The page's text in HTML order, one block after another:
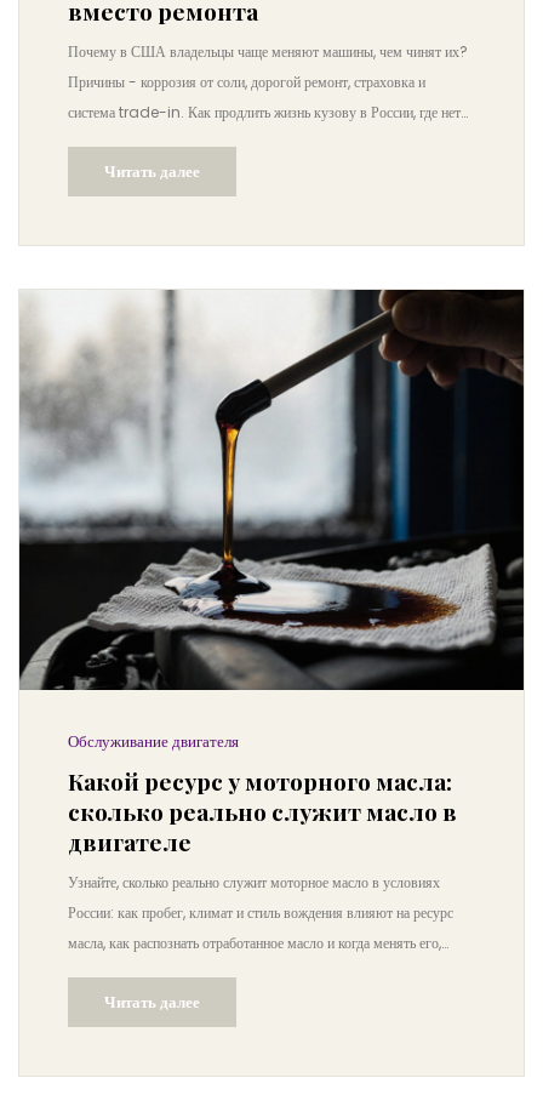
вместо ремонта
Почему в США владельцы чаще меняют машины, чем чинят их?
Причины - коррозия от соли, дорогой ремонт, страховка и
система trade-in. Как продлить жизнь кузову в России, где нет
соли на дорогах.
Читать далее
Обслуживание двигателя
Какой ресурс у моторного масла:
сколько реально служит масло в
двигателе
Узнайте, сколько реально служит моторное масло в условиях
России: как пробег, климат и стиль вождения влияют на ресурс
масла, как распознать отработанное масло и когда менять его,
чтобы не ремонтировать двигатель.
Читать далее